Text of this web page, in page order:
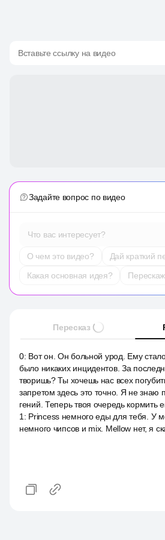
Вставьте ссылку на видео
Задайте вопрос по видео
Что вас интересует?
О чем это видео?
Дай краткий
Какая основная идея?
Пересказ
0: Вот он. Он больной урод. Ему
было никаких инцидентов. За
творишь? Ты хочешь нас всех
запретом здесь это точно. Я не знаю
гений. Теперь твоя очередь кормить
1 : Princess немного еды для тебя. У
немного чипсов и mix. Mellow нет, я